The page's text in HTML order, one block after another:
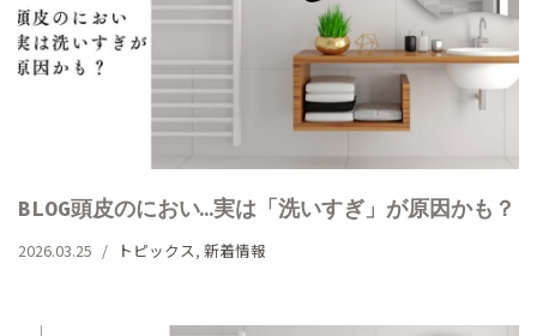
BLOG頭皮のにおい…実は「洗いすぎ」が原因かも？
2026.03.25 トピックス, 新着情報